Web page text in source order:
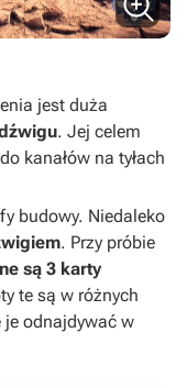
jest duża
. Jej celem
kanałów na tyłach
budowy. Niedaleko
. Przy próbie
są 3 karty
te są w różnych
je odnajdywać w